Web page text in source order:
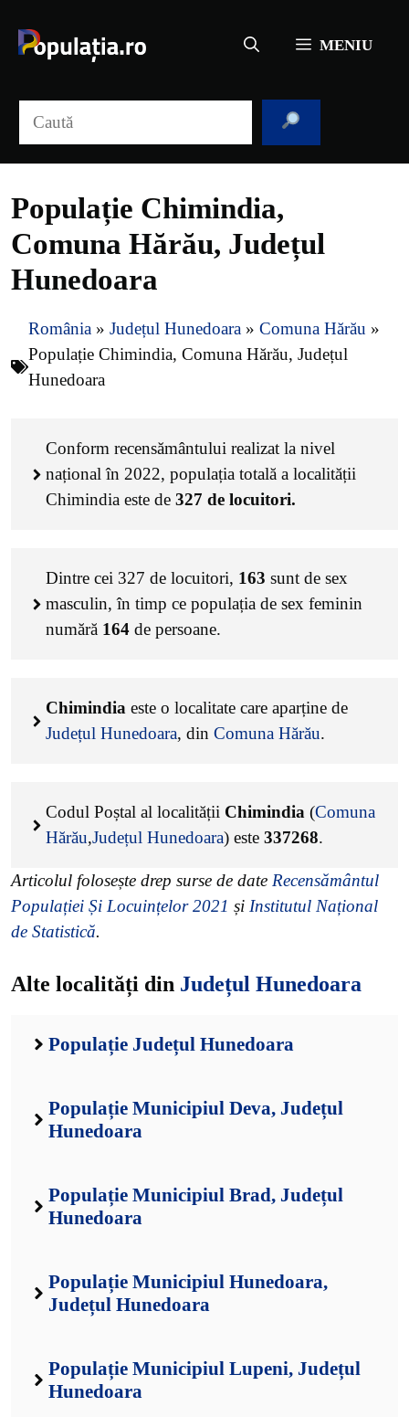
conținut
MENIU
Populație Chimindia,
Comuna Hărău, Județul
Hunedoara
România » Județul Hunedoara » Comuna Hărău »
Populație Chimindia, Comuna Hărău, Județul
Hunedoara
Conform recensământului realizat la nivel
național în 2022, populația totală a localității
Chimindia este de 327 de locuitori.
Dintre cei 327 de locuitori, 163 sunt de sex
masculin, în timp ce populația de sex feminin
numără 164 de persoane.
Chimindia este o localitate care aparține de
Județul Hunedoara, din Comuna Hărău.
Codul Poștal al localității Chimindia (Comuna
Hărău,Județul Hunedoara) este 337268.
Articolul folosește drep surse de date Recensământul
Populației Și Locuințelor 2021 și Institutul Național
de Statistică.
Alte localități din Județul Hunedoara
Populație Județul Hunedoara
Populație Municipiul Deva, Județul
Hunedoara
Populație Municipiul Brad, Județul
Hunedoara
Populație Municipiul Hunedoara,
Județul Hunedoara
Populație Municipiul Lupeni, Județul
Hunedoara